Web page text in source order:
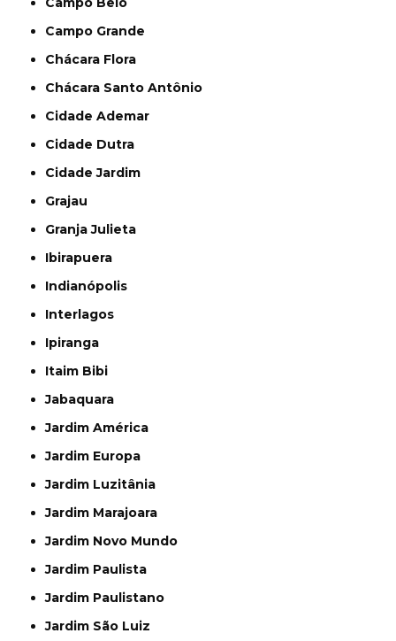
Campo Grande
Chácara Flora
Chácara Santo Antônio
Cidade Ademar
Cidade Dutra
Cidade Jardim
Grajau
Granja Julieta
Ibirapuera
Indianópolis
Interlagos
Ipiranga
Itaim Bibi
Jabaquara
Jardim América
Jardim Europa
Jardim Luzitânia
Jardim Marajoara
Jardim Novo Mundo
Jardim Paulista
Jardim Paulistano
Jardim São Luiz